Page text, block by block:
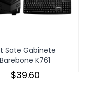
Sate Gabinete
Barebone K761
$39.60